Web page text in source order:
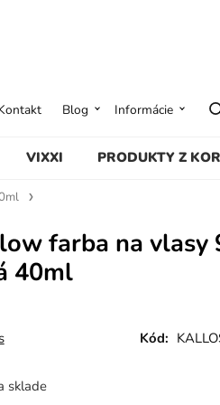
VIXXI PRODUKTY Z
Blog Informácie
farba na vlasy
40ml
Kód:
sklade